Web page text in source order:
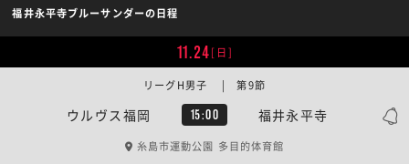
福井永平寺ブルーサンダーの日程
11.24[日]
ウルヴス福岡 15:00 福井永平寺
リーグH男子 | 第9節
糸島市運動公園 多目的体育館